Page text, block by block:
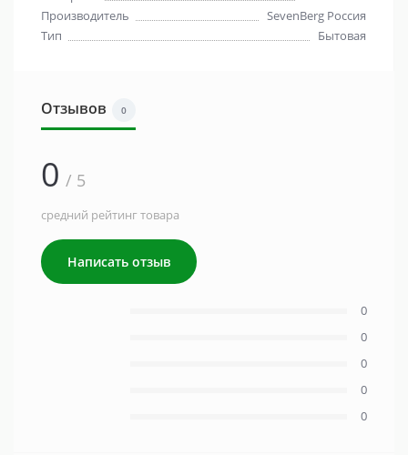
Производитель
SevenBerg Россия
Тип
Бытовая
Отзывов 0
0 / 5
средний рейтинг товара
Написать отзыв
0
0
0
0
0